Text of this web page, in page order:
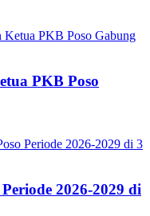
PKB Poso
2026-2029 di